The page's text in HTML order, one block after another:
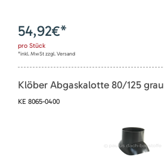
54,92€*
pro Stück
*inkl. MwSt zzgl. Versand
Klöber Abgaskalotte 80/125 grau
KE 8065-0400